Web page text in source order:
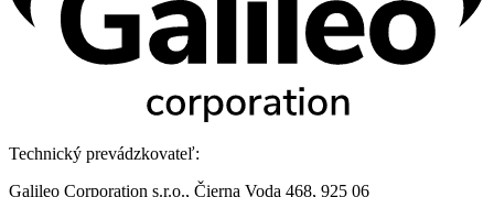
Technický prevádzkovateľ:
Galileo Corporation s.r.o., Čierna Voda 468, 925 06